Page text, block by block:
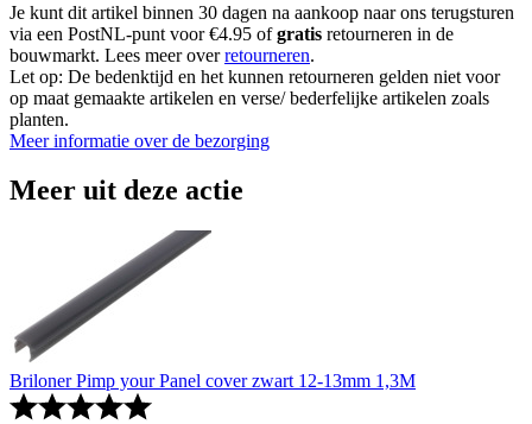
Je kunt dit artikel binnen 30 dagen na aankoop naar ons terugsturen
via een PostNL-punt voor €4.95 ofgratis retourneren in de
bouwmarkt. Lees meer overretourneren.
Let op: De bedenktijd en het kunnen retourneren gelden niet voor
op maat gemaakte artikelen en verse/ bederfelijke artikelen zoals
planten.
Meer informatie over de bezorging
Meer uit deze actie
Briloner Pimp your Panel cover zwart 12-13mm 1,3M